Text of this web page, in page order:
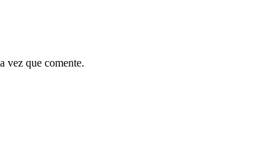
vez que comente.